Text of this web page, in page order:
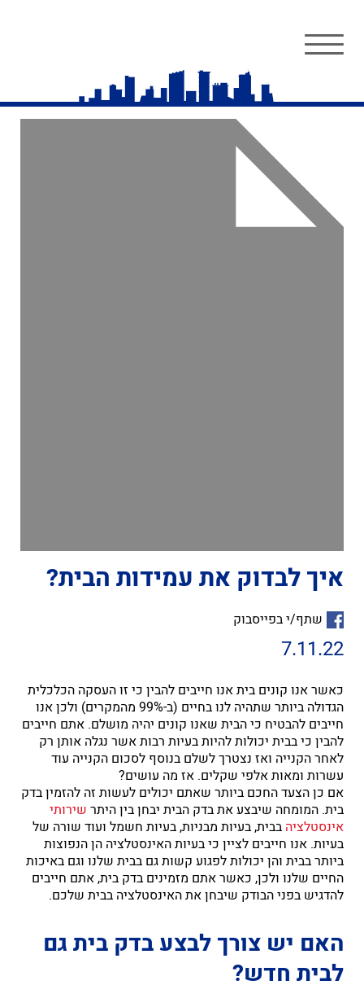
איך לבדוק את עמידות הבית?
שתף/י בפייסבוק
7.11.22
כאשר אנו קונים בית אנו חייבים להבין כי זו העסקה הכלכלית
הגדולה ביותר שתהיה לנו בחיים (ב-99% מהמקרים) ולכן אנו
חייבים להבטיח כי הבית שאנו קונים יהיה מושלם. אתם חייבים
להבין כי בבית יכולות להיות בעיות רבות אשר נגלה אותן רק
לאחר הקנייה ואז נצטרך לשלם בנוסף לסכום הקנייה עוד
עשרות ומאות אלפי שקלים. אז מה עושים?
אם כן הצעד החכם ביותר שאתם יכולים לעשות זה להזמין בדק
בית. המומחה שיבצע את בדק הבית יבחן בין היתר שירותי
אינסטלציה בבית, בעיות מבניות, בעיות חשמל ועוד שורה של
בעיות. אנו חייבים לציין כי בעיות האינסטלציה הן הנפוצות
ביותר בבית והן יכולות לפגוע קשות גם בבית שלנו וגם באיכות
החיים שלנו ולכן, כאשר אתם מזמינים בדק בית, אתם חייבים
להדגיש בפני הבודק שיבחן את האינסטלציה בבית שלכם.
האם יש צורך לבצע בדק בית גם
לבית חדש?